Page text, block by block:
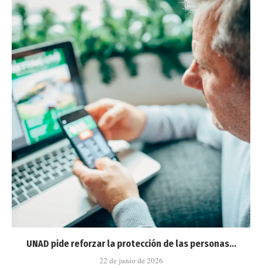
UNAD pide reforzar la protección de las personas...
22 de junio de 2026